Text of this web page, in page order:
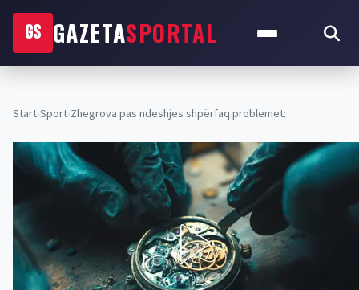
GS GAZETASPORTAL
Start›Sport›Zhegrova pas ndeshjes shpërfaq problemet:…